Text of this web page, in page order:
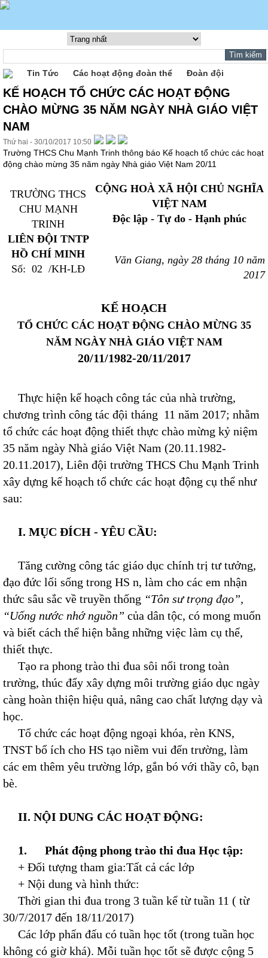
Tin Tức Các hoạt động đoàn thể Đoàn đội
KẾ HOẠCH TỔ CHỨC CÁC HOẠT ĐỘNG
CHÀO MỪNG 35 NĂM NGÀY NHÀ GIÁO VIỆT
NAM
Thứ hai - 30/10/2017 10:50
Trường THCS Chu Mạnh Trinh thông báo Kế hoạch tổ chức các hoạt
động chào mừng 35 năm ngày Nhà giáo Việt Nam 20/11
TRƯỜNG THCS
CHU MẠNH
TRINH
LIÊN ĐỘI TNTP
HỒ CHÍ MINH
Số: 02 /KH-LĐ
CỘNG HOÀ XÃ HỘI CHỦ NGHĨA
VIỆT NAM
Độc lập - Tự do - Hạnh phúc
Văn Giang, ngày 28 tháng 10 năm
2017
KẾ HOẠCH
TỔ CHỨC CÁC HOẠT ĐỘNG CHÀO MỪNG 35
NĂM NGÀY NHÀ GIÁO VIỆT NAM
20/11/1982-20/11/2017
Thực hiện kế hoạch công tác của nhà trường,
chương trình công tác đội tháng 11 năm 2017; nhằm
tổ chức các hoạt động thiết thực chào mừng kỷ niệm
35 năm ngày Nhà giáo Việt Nam (20.11.1982-
20.11.2017), Liên đội trường THCS Chu Mạnh Trinh
xây dựng kế hoạch tổ chức các hoạt động cụ thể như
sau:
I. MỤC ĐÍCH - YÊU CẦU:
Tăng cường công tác giáo dục chính trị tư tưởng,
đạo đức lối sống trong HS n, làm cho các em nhận
thức sâu sắc về truyền thống “Tôn sư trọng đạo”,
“Uống nước nhớ nguồn” của dân tộc, có mong muốn
và biết cách thể hiện bằng những việc làm cụ thể,
thiết thực.
Tạo ra phong trào thi đua sôi nổi trong toàn
trường, thúc đẩy xây dựng môi trường giáo dục ngày
càng hoàn thiện hiệu quả, nâng cao chất lượng dạy và
học.
Tổ chức các hoạt động ngoại khóa, rèn KNS,
TNST bổ ích cho HS tạo niềm vui đến trường, làm
các em thêm yêu trường lớp, gắn bó với thầy cô, bạn
bè.
II. NỘI DUNG CÁC HOẠT ĐỘNG:
1. Phát động phong trào thi đua Học tập:
+ Đối tượng tham gia:Tất cả các lớp
+ Nội dung và hình thức:
Thời gian thi đua trong 3 tuần kể từ tuần 11 ( từ
30/7/2017 đến 18/11/2017)
Các lớp phấn đấu có tuần học tốt (trong tuần học
không có giờ khá). Mỗi tuần học tốt sẽ được cộng 5